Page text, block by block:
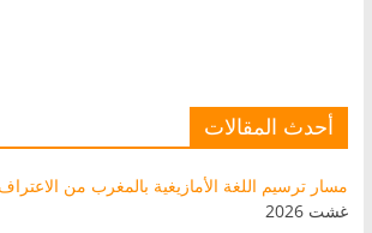
أحدث المقالات
مسار ترسيم اللغة الأمازيغية بالمغرب من
غشت 2026